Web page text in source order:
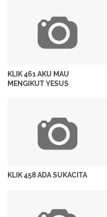
KLIK 461 AKU MAU
MENGIKUT YESUS
KLIK 458 ADA SUKACITA